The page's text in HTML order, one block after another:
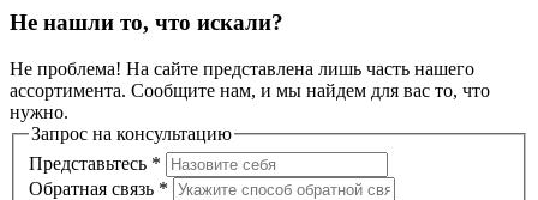
Не нашли то, что искали?
Не проблема! На сайте представлена лишь часть нашего
ассортимента. Сообщите нам, и мы найдем для вас то, что
нужно.
Запрос на консультацию
Представьтесь *
Обратная связь *